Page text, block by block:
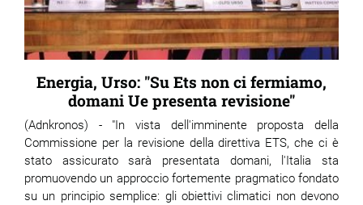
Energia, Urso: "Su Ets non ci fermiamo,
domani Ue presenta revisione"
(Adnkronos) - "In vista dell'imminente proposta della
Commissione per la revisione della direttiva ETS, che ci è
stato assicurato sarà presentata domani, l'Italia sta
promuovendo un approccio fortemente pragmatico fondato
su un principio semplice: gli obiettivi climatici non devono